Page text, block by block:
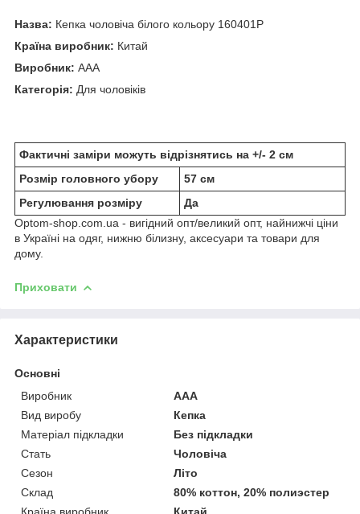
Назва: Кепка чоловіча білого кольору 160401P
Країна виробник: Китай
Виробник: ААА
Категорія: Для чоловіків
Фактичні заміри можуть відрізнятись на +/- 2 см
Розмір головного убору
57 см
Регулювання розміру
Да
Optom-shop.com.ua - вигідний опт/великий опт, найнижчі ціни
в Україні на одяг, нижню білизну, аксесуари та товари для
дому.
Приховати
Характеристики
Основні
Виробник
ААА
Вид виробу
Кепка
Матеріал підкладки
Без підкладки
Стать
Чоловіча
Сезон
Літо
Склад
80% коттон, 20% полиэстер
Країна виробник
Китай